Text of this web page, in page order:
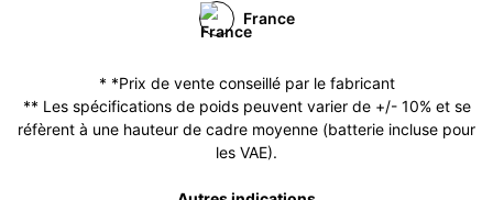
France
* *Prix de vente conseillé par le fabricant
** Les spécifications de poids peuvent varier de +/- 10% et se
réfèrent à une hauteur de cadre moyenne (batterie incluse pour
les VAE).